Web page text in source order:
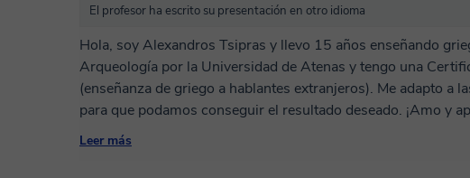
El profesor ha escrito su presentación en otro idioma
Hola, soy Alexandros Tsipras y llevo 15 años enseñando
Arqueología por la Universidad de Atenas y tengo una
(enseñanza de griego a hablantes extranjeros). Me adapto a
para que podamos conseguir el resultado deseado. ¡Amo y
esperar para enseñarlo!
Leer más